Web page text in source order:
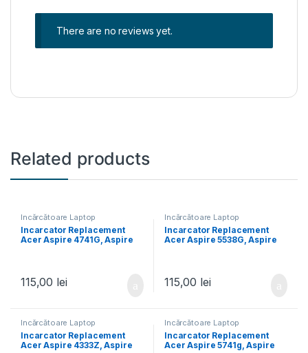
There are no reviews yet.
Related products
Încărcătoare Laptop
Incarcator Replacement
Acer Aspire 4741G, Aspire
Aspire 4745, Aspire 4749Z
115,00 lei
Încărcătoare Laptop
Incarcator Replacement
Acer Aspire 5538G, Aspire
5610z
115,00 lei
Încărcătoare Laptop
Incarcator Replacement
Acer Aspire 4333Z, Aspire
Încărcătoare Laptop
Incarcator Replacement
Acer Aspire 5741g, Aspire